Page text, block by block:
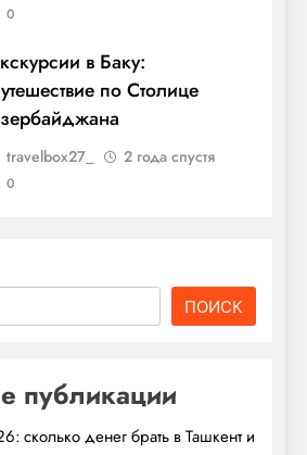
0
в Баку:
по Столице
travelbox27_ 2 года спустя
0
ПОИСК
публикации
сколько денег брать в Ташкент и